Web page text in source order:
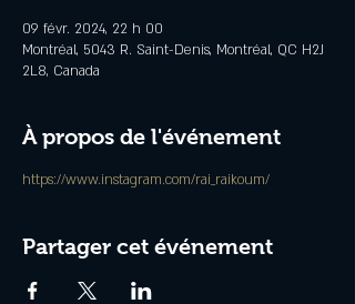
09 févr. 2024, 22 h 00
Montréal, 5043 R. Saint-Denis, Montréal, QC H2J
2L8, Canada
À propos de l'événement
https://www.instagram.com/rai_raikoum/
Partager cet événement